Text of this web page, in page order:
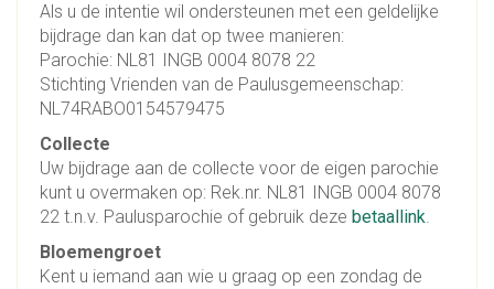
Als u de intentie wil ondersteunen met een geldelijke
bijdrage dan kan dat op twee manieren:
Parochie: NL81 INGB 0004 8078 22
Stichting Vrienden van de Paulusgemeenschap:
NL74RABO0154579475
Collecte
Uw bijdrage aan de collecte voor de eigen parochie
kunt u overmaken op: Rek.nr. NL81 INGB 0004 8078
22 t.n.v. Paulusparochie of gebruik deze betaallink.
Bloemengroet
Kent u iemand aan wie u graag op een zondag de